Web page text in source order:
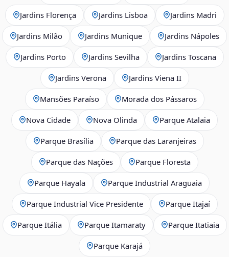
Jardins Florença Jardins Lisboa Jardins Madri
Jardins Milão Jardins Munique Jardins Nápoles
Jardins Porto Jardins Sevilha Jardins Toscana
Jardins Verona Jardins Viena II
Mansões Paraíso Morada dos Pássaros
Nova Cidade Nova Olinda Parque Atalaia
Parque Brasília Parque das Laranjeiras
Parque das Nações Parque Floresta
Parque Hayala Parque Industrial Araguaia
Parque Industrial Vice Presidente Parque Itajaí
Parque Itália Parque Itamaraty Parque Itatiaia
Parque Karajá